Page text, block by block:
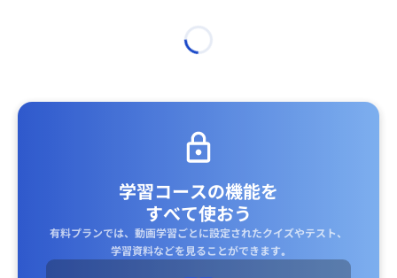
学習コースの機能を
すべて使おう
有料プランでは、動画学習ごとに設定されたクイズやテスト、
学習資料などを見ることができます｡